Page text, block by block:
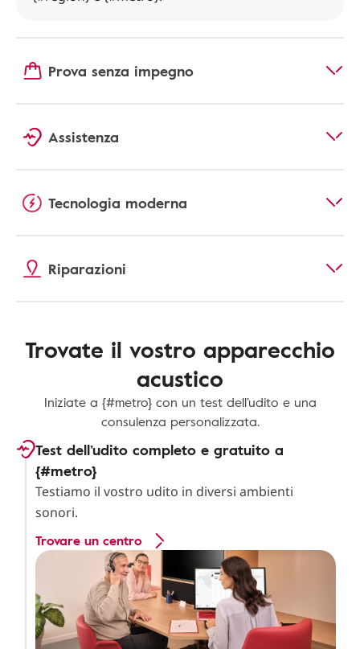
Prova senza impegno
Assistenza
Tecnologia moderna
Riparazioni
Trovate il vostro apparecchio
acustico
Iniziate a {#metro} con un test dell’udito e una
consulenza personalizzata.
Test dell’udito completo e gratuito a
{#metro}
Testiamo il vostro udito in diversi ambienti
sonori.
Trovare un centro